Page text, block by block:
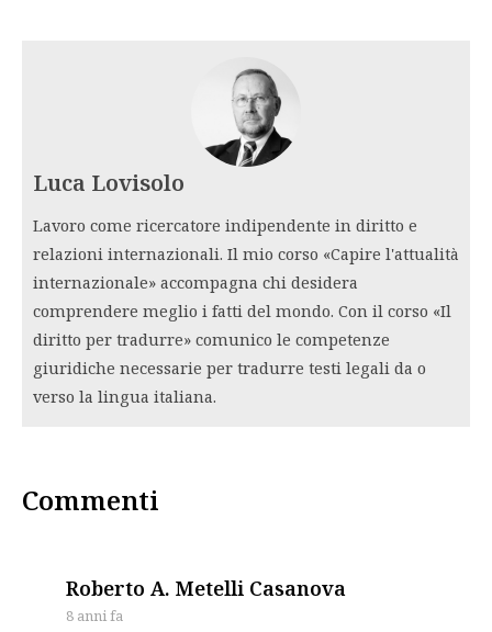
Luca Lovisolo
Lavoro come ricercatore indipendente in diritto e
relazioni internazionali. Il mio corso «Capire l'attualità
internazionale» accompagna chi desidera
comprendere meglio i fatti del mondo. Con il corso «Il
diritto per tradurre» comunico le competenze
giuridiche necessarie per tradurre testi legali da o
verso la lingua italiana.
Commenti
Roberto A. Metelli Casanova
8 anni fa